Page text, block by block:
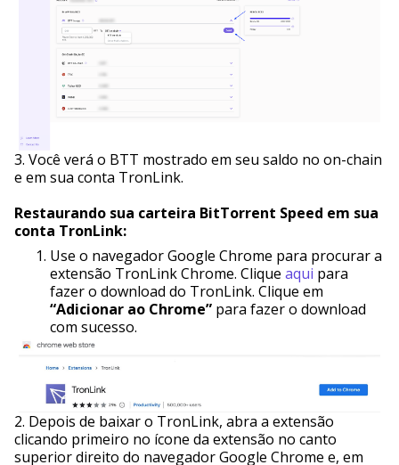
3. Você verá o BTT mostrado em seu saldo no on-chain
e em sua conta TronLink.
Restaurando sua carteira BitTorrent Speed em sua
conta TronLink:
Use o navegador Google Chrome para procurar a
extensão TronLink Chrome. Clique aqui para
fazer o download do TronLink. Clique em
“Adicionar ao Chrome” para fazer o download
com sucesso.
2. Depois de baixar o TronLink, abra a extensão
clicando primeiro no ícone da extensão no canto
superior direito do navegador Google Chrome e, em